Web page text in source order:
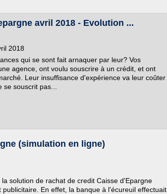
avril 2018 - Evolution ...
2018
qui se sont fait arnaquer par leur? Vos
agence, ont voulu souscrire à un crédit, et ont
Leur insuffisance d'expérience va leur coûter
souscrit pas...
(simulation en ligne)
solution de rachat de credit Caisse d'Epargne
En effet, la banque à l'écureuil effectuait